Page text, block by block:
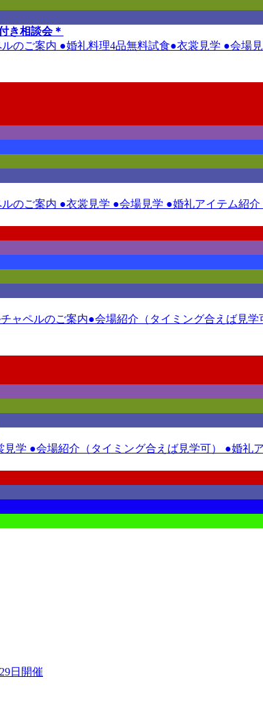
き相談会＊
のご案内 ●婚礼料理4品無料試食●衣裳見学 ●会
のご案内 ●衣裳見学 ●会場見学 ●婚礼アイテム紹
ャペルのご案内●会場紹介（タイミング合えば見
学 ●会場紹介（タイミング合えば見学可） ●婚礼
日開催